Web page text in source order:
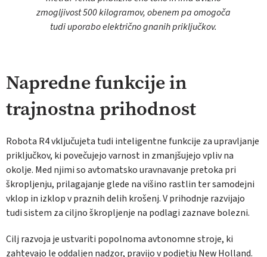
zmogljivost 500 kilogramov, obenem pa omogoča
tudi uporabo električno gnanih priključkov.
Napredne funkcije in
trajnostna prihodnost
Robota R4 vključujeta tudi inteligentne funkcije za upravljanje
priključkov, ki povečujejo varnost in zmanjšujejo vpliv na
okolje. Med njimi so avtomatsko uravnavanje pretoka pri
škropljenju, prilagajanje glede na višino rastlin ter samodejni
vklop in izklop v praznih delih krošenj. V prihodnje razvijajo
tudi sistem za ciljno škropljenje na podlagi zaznave bolezni.
Cilj razvoja je ustvariti popolnoma avtonomne stroje, ki
zahtevajo le oddaljen nadzor, pravijo v podjetju New Holland.